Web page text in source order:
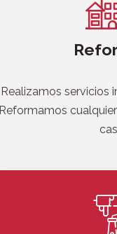
Realizamos servicios
Reformamos